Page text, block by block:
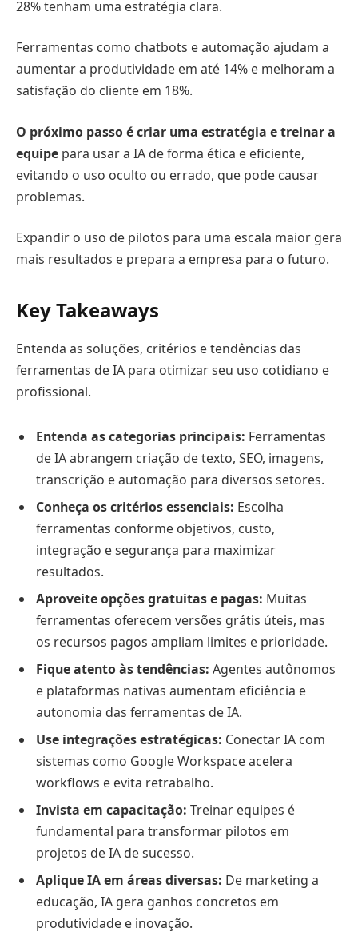
28% tenham uma estratégia clara.
Ferramentas como chatbots e automação ajudam a
aumentar a produtividade em até 14% e melhoram a
satisfação do cliente em 18%.
O próximo passo é criar uma estratégia e treinar a
equipe para usar a IA de forma ética e eficiente,
evitando o uso oculto ou errado, que pode causar
problemas.
Expandir o uso de pilotos para uma escala maior gera
mais resultados e prepara a empresa para o futuro.
Key Takeaways
Entenda as soluções, critérios e tendências das
ferramentas de IA para otimizar seu uso cotidiano e
profissional.
Entenda as categorias principais: Ferramentas
de IA abrangem criação de texto, SEO, imagens,
transcrição e automação para diversos setores.
Conheça os critérios essenciais: Escolha
ferramentas conforme objetivos, custo,
integração e segurança para maximizar
resultados.
Aproveite opções gratuitas e pagas: Muitas
ferramentas oferecem versões grátis úteis, mas
os recursos pagos ampliam limites e prioridade.
Fique atento às tendências: Agentes autônomos
e plataformas nativas aumentam eficiência e
autonomia das ferramentas de IA.
Use integrações estratégicas: Conectar IA com
sistemas como Google Workspace acelera
workflows e evita retrabalho.
Invista em capacitação: Treinar equipes é
fundamental para transformar pilotos em
projetos de IA de sucesso.
Aplique IA em áreas diversas: De marketing a
educação, IA gera ganhos concretos em
produtividade e inovação.